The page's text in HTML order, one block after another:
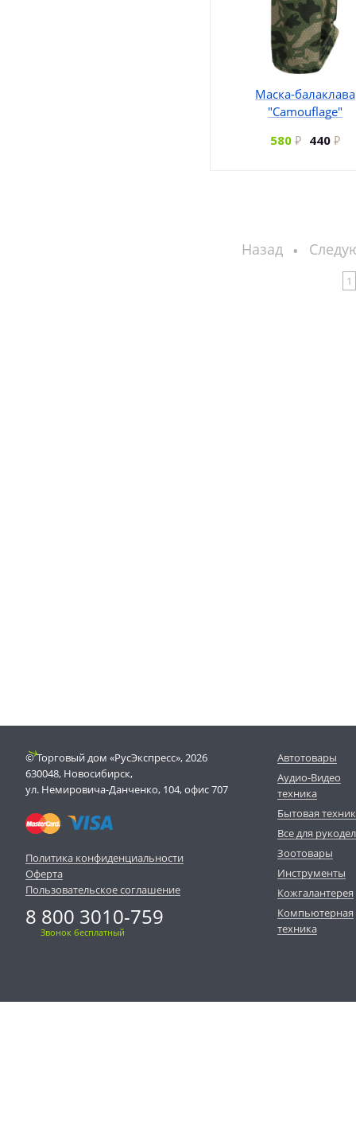
Маска-балаклава
"Camouflage"
580
440
Назад
1
© Торговый дом «РусЭкспресс», 2026
630048, Новосибирск,
ул. Немировича-Данченко, 104, офис 707
Политика конфиденциальности
Оферта
Пользовательское соглашение
8 800 3010-759
Звонок бесплатный
Автотовары
Аудио-Видео
техника
Бытовая
Все для
Зоотовары
Инструменты
Кожгалантерея
Компьютерная
техника